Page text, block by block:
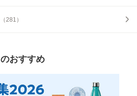
（281 ）
のおすすめ